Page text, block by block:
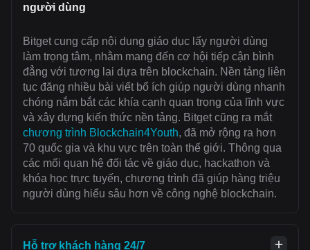
người dùng
Bitget cung cấp nội dung giáo dục lấy người dùng
làm trọng tâm, nhằm mang đến cơ hội tiếp cận bình
đẳng với tương lai dựa trên blockchain. Nền tảng liên
tục đăng nhiều bài viết bổ ích giúp người dùng nhanh
chóng nắm bắt các khía cạnh quan trọng của lĩnh vực
và xây dựng kiến thức nền tảng. Bitget cũng ra mắt
chương trình Blockchain4Youth, đã mở rộng ra hơn
70 quốc gia và khu vực trên toàn thế giới. Thông qua
các mối quan hệ đối tác về giáo dục, hackathon và
khóa học trực tuyến, chương trình đã giúp hàng triệu
người dùng hiểu sâu hơn về công nghệ blockchain.
Hỗ trợ khách hàng 24/7